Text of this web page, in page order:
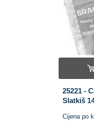
25221 -
Slatkiš
Cijena po